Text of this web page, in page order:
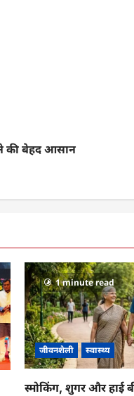
की बेहद आसान
1 minute read
जीवनशैली स्वास्थ्य
स्मोकिंग, शुगर और हाई